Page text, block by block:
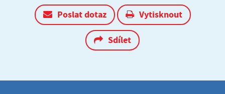
Poslat dotaz Vytisknout
Sdílet